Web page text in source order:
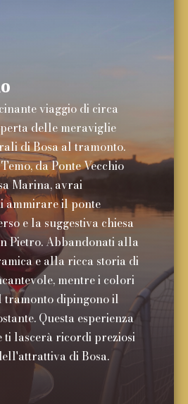
viaggio di circa
delle meraviglie
di Bosa al tramonto.
da Ponte Vecchio
Marina, avrai
ammirare il ponte
e la suggestiva chiesa
Pietro. Abbandonati alla
e alla ricca storia di
mentre i colori
tramonto dipingono il
Questa esperienza
ti lascerà ricordi preziosi
di Bosa.